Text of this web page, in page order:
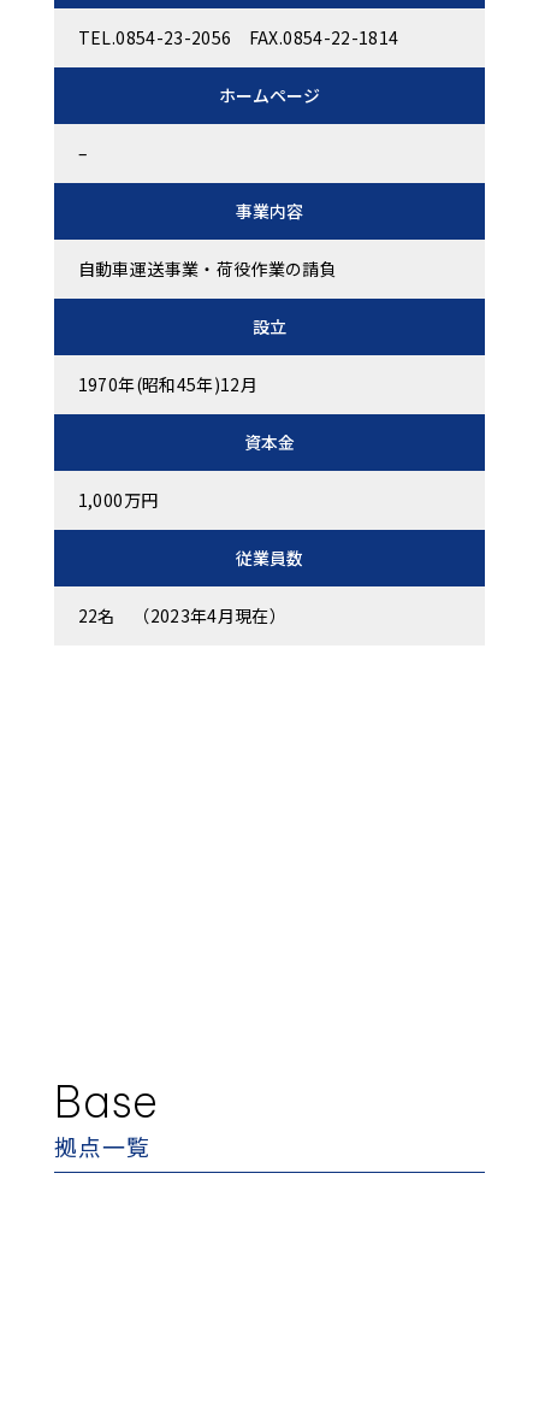
TEL.0854-23-2056 FAX.0854-22-1814
ホームページ
–
事業内容
自動車運送事業・荷役作業の請負
設立
1970年(昭和45年)12月
資本金
1,000万円
従業員数
22名 （2023年4月現在）
Base
拠点一覧